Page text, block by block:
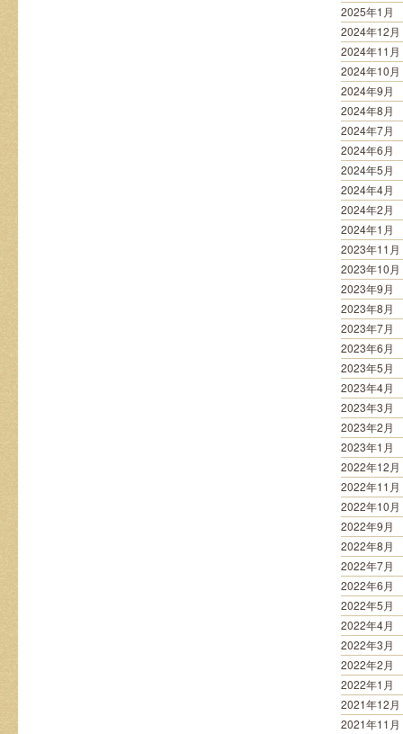
2025年1月
2024年12月
2024年11月
2024年10月
2024年9月
2024年8月
2024年7月
2024年6月
2024年5月
2024年4月
2024年2月
2024年1月
2023年11月
2023年10月
2023年9月
2023年8月
2023年7月
2023年6月
2023年5月
2023年4月
2023年3月
2023年2月
2023年1月
2022年12月
2022年11月
2022年10月
2022年9月
2022年8月
2022年7月
2022年6月
2022年5月
2022年4月
2022年3月
2022年2月
2022年1月
2021年12月
2021年11月